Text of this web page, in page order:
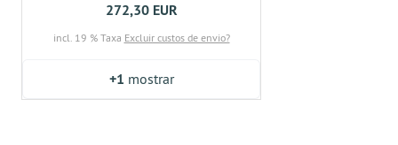
272,30 EUR
incl. 19 % Taxa Excluir custos de envio?
+1 mostrar